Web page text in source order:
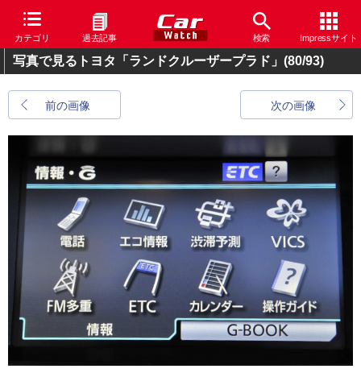
カテゴリ 過去記事 検索 Impressサイト
写真で見るトヨタ「ランドクルーザープラド」 (80/93)
前の画像 次の画像